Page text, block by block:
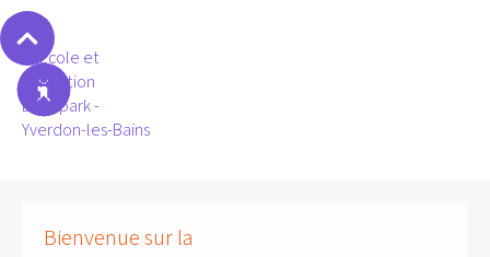
Bienvenue sur la